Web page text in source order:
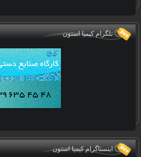
تلگرام کیمیا استون
اینستاگرام کیمیا استون